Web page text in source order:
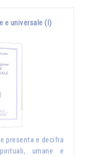
e universale (I)
presenta e decifra
umane e